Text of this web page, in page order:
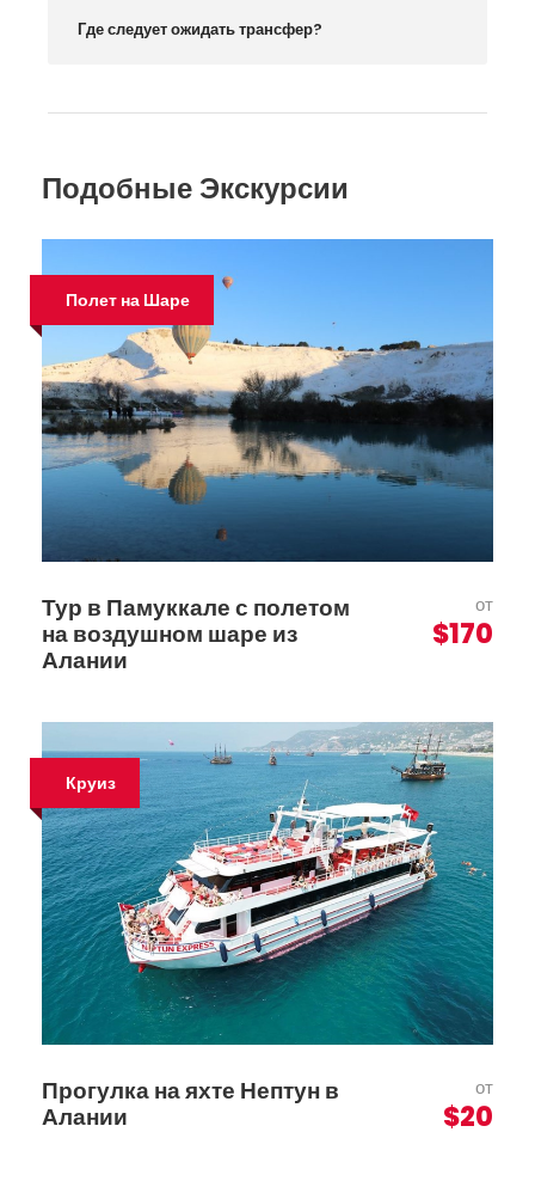
Где следует ожидать трансфер?
Подобные Экскурсии
Полет на Шаре
Тур в Памуккале с полетом
на воздушном шаре из
Алании
от
$170
Круиз
Прогулка на яхте Нептун в
Алании
от
$20